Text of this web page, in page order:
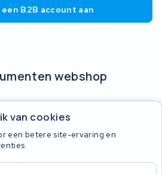
van cookies
een betere site-ervaring en
een B2B account aan
webshop
wacht je nog op goedkeuring van
onze consumenten webshop!